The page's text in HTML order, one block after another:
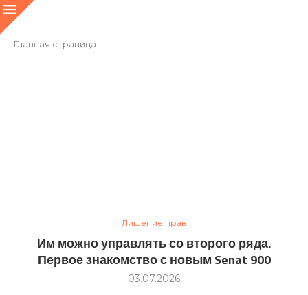
Главная страница
Лишение прав
Им можно управлять со второго ряда.
Первое знакомство с новым Senat 900
03.07.2026